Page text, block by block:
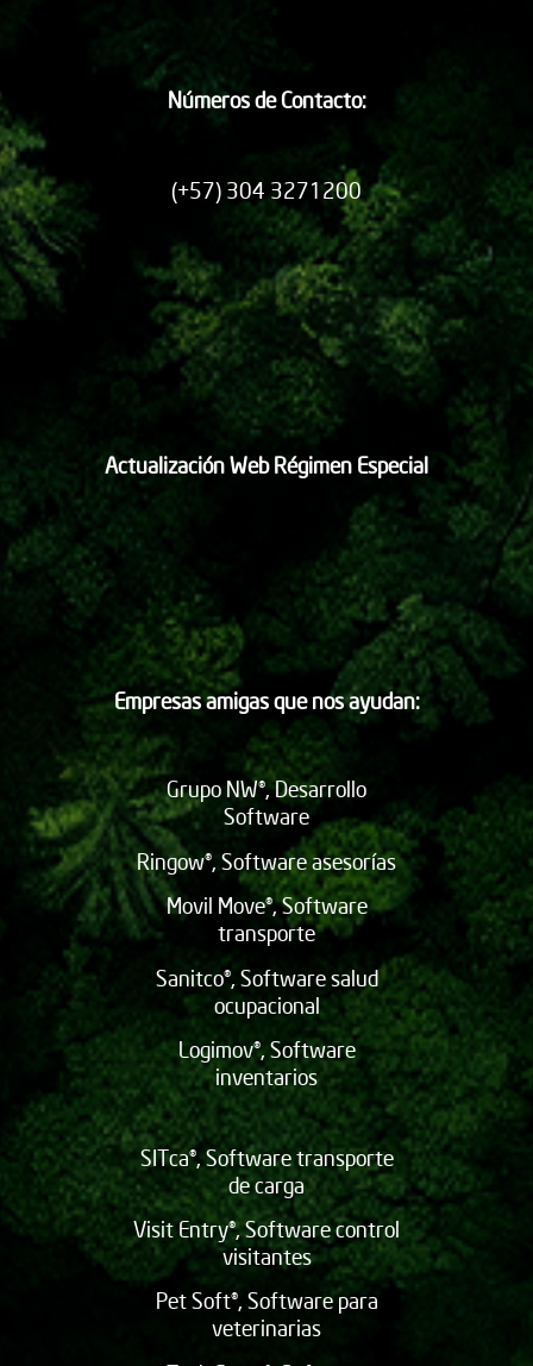
Números de Contacto:
(+57) 304 3271200
Actualización Web Régimen Especial
Empresas amigas que nos ayudan:
Grupo NW®, Desarrollo
Software
Ringow®, Software asesorías
Movil Move®, Software
transporte
Sanitco®, Software salud
ocupacional
Logimov®, Software
inventarios
SITca®, Software transporte
de carga
Visit Entry®, Software control
visitantes
Pet Soft®, Software para
veterinarias